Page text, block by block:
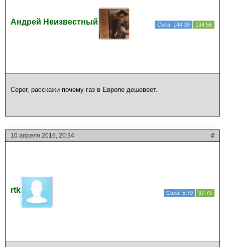
Андрей Неизвестный Сила: 144.39 134.56
Серег, расскажи почему газ в Европе дешевеет.
10 апреля 2019, 20:34 #
rtk Сила: 5.79 37.79